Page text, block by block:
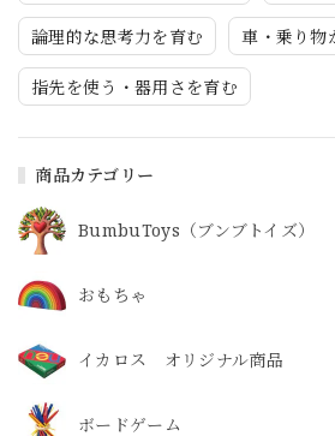
論理的な思考力を育む 車・乗り物
指先を使う・器用さを育む
商品カテゴリー
BumbuToys（ブンブトイズ）
おもちゃ
イカロス オリジナル商品
ボードゲーム